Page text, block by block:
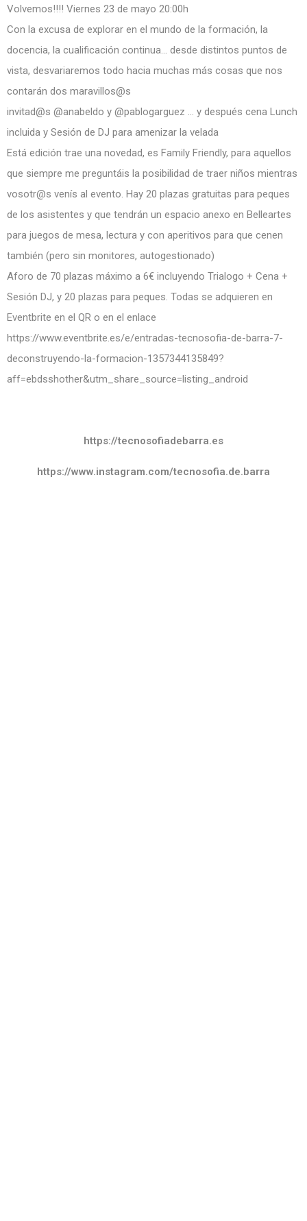
Volvemos!!!! Viernes 23 de mayo 20:00h
Con la excusa de explorar en el mundo de la formación, la
docencia, la cualificación continua… desde distintos puntos de
vista, desvariaremos todo hacia muchas más cosas que nos
contarán dos maravillos@s
invitad@s @anabeldo y @pablogarguez … y después cena Lunch
incluida y Sesión de DJ para amenizar la velada
Está edición trae una novedad, es Family Friendly, para aquellos
que siempre me preguntáis la posibilidad de traer niños mientras
vosotr@s venís al evento. Hay 20 plazas gratuitas para peques
de los asistentes y que tendrán un espacio anexo en Belleartes
para juegos de mesa, lectura y con aperitivos para que cenen
también (pero sin monitores, autogestionado)
Aforo de 70 plazas máximo a 6€ incluyendo Trialogo + Cena +
Sesión DJ, y 20 plazas para peques. Todas se adquieren en
Eventbrite en el QR o en el enlace
https://www.eventbrite.es/e/entradas-tecnosofia-de-barra-7-
deconstruyendo-la-formacion-1357344135849?
aff=ebdsshother&utm_share_source=listing_android
https://tecnosofiadebarra.es
https://www.instagram.com/tecnosofia.de.barra